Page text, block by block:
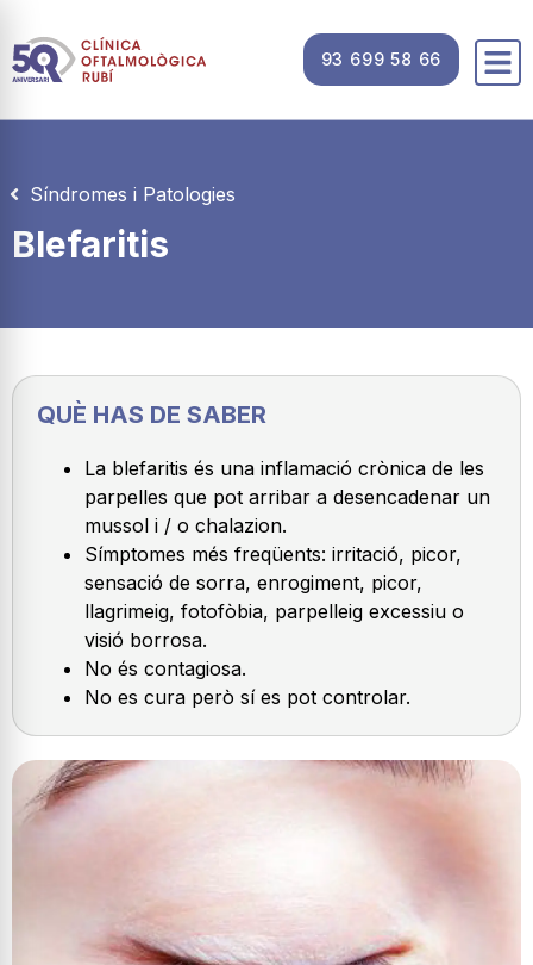
93 699 58 66
Síndromes i Patologies
Blefaritis
QUÈ HAS DE SABER
La blefaritis és una inflamació crònica de les
parpelles que pot arribar a desencadenar un
mussol i / o chalazion.
Símptomes més freqüents: irritació, picor,
sensació de sorra, enrogiment, picor,
llagrimeig, fotofòbia, parpelleig excessiu o
visió borrosa.
No és contagiosa.
No es cura però sí es pot controlar.